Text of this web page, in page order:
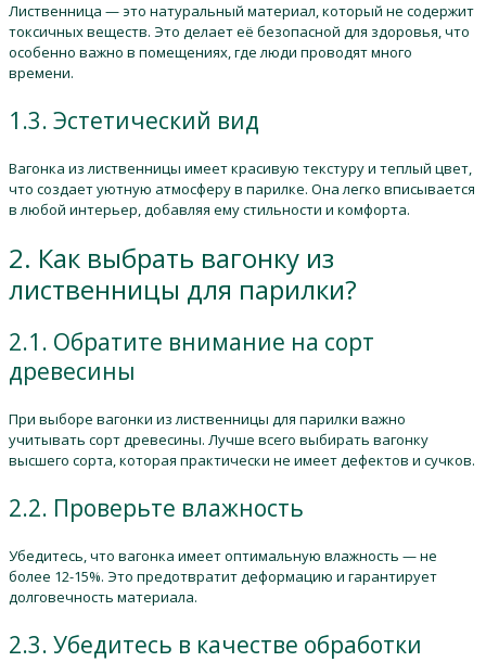
Лиственница — это натуральный материал, который не содержит
токсичных веществ. Это делает её безопасной для здоровья, что
особенно важно в помещениях, где люди проводят много
времени.
1.3. Эстетический вид
Вагонка из лиственницы имеет красивую текстуру и теплый цвет,
что создает уютную атмосферу в парилке. Она легко вписывается
в любой интерьер, добавляя ему стильности и комфорта.
2. Как выбрать вагонку из
лиственницы для парилки?
2.1. Обратите внимание на сорт
древесины
При выборе вагонки из лиственницы для парилки важно
учитывать сорт древесины. Лучше всего выбирать вагонку
высшего сорта, которая практически не имеет дефектов и сучков.
2.2. Проверьте влажность
Убедитесь, что вагонка имеет оптимальную влажность — не
более 12-15%. Это предотвратит деформацию и гарантирует
долговечность материала.
2.3. Убедитесь в качестве обработки